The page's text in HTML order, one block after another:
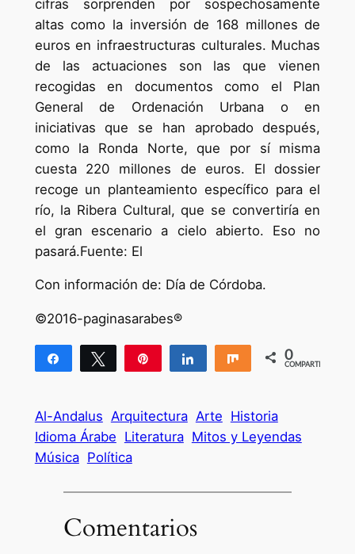
cifras sorprenden por sospechosamente
altas como la inversión de 168 millones de
euros en infraestructuras culturales. Muchas
de las actuaciones son las que vienen
recogidas en documentos como el Plan
General de Ordenación Urbana o en
iniciativas que se han aprobado después,
como la Ronda Norte, que por sí misma
cuesta 220 millones de euros. El dossier
recoge un planteamiento específico para el
río, la Ribera Cultural, que se convertiría en
el gran escenario a cielo abierto. Eso no
pasará.Fuente: El
Con información de: Día de Córdoba.
©2016-paginasarabes®
Compartir Twittear Compartir Compartir
0
COMPARTIR
Al-Andalus Arquitectura Arte Historia
Idioma Árabe Literatura Mitos y Leyendas
Música Política
Comentarios